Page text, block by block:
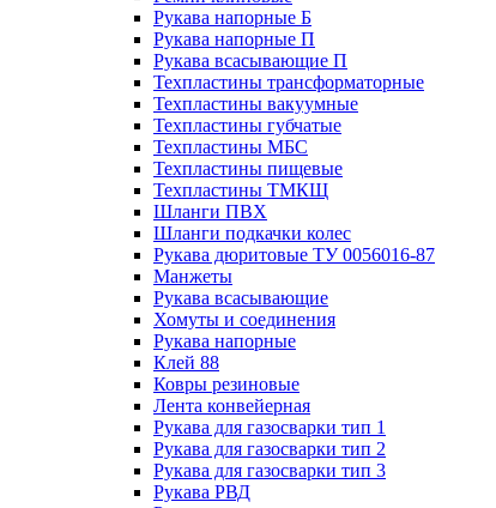
Рукава напорные Б
Рукава напорные П
Рукава всасывающие П
Техпластины трансформаторные
Техпластины вакуумные
Техпластины губчатые
Техпластины МБС
Техпластины пищевые
Техпластины ТМКЩ
Шланги ПВХ
Шланги подкачки колес
Рукава дюритовые ТУ 0056016-87
Манжеты
Рукава всасывающие
Хомуты и соединения
Рукава напорные
Клей 88
Ковры резиновые
Лента конвейерная
Рукава для газосварки тип 1
Рукава для газосварки тип 2
Рукава для газосварки тип 3
Рукава РВД